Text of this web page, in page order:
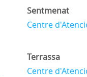
Sentmenat
Centre
Terrassa
Centre